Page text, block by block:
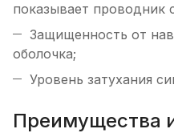
показывает проводник
Защищенность от
оболочка;
Уровень затухания
Преимущества